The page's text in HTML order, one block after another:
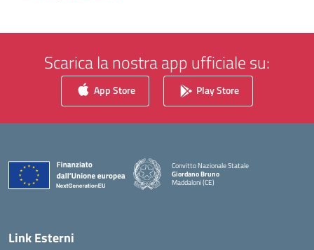
Scarica la nostra app ufficiale su:
App Store Play Store
Convitto Nazionale Statale
Giordano Bruno
Maddaloni (CE)
Link Esterni